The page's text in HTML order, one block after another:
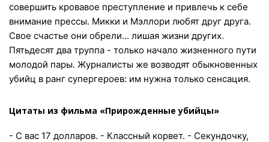
совершить кровавое преступление и привлечь к себе
внимание прессы. Микки и Мэллори любят друг друга.
Свое счастье они обрели... лишая жизни других.
Пятьдесят два труппа - только начало жизненного пути
молодой пары. Журналисты же возводят обыкновенных
убийц в ранг супергероев: им нужна только сенсация.
Цитаты из фильма «Прирожденные убийцы»
- С вас 17 долларов. - Классный корвет. - Секундочку,